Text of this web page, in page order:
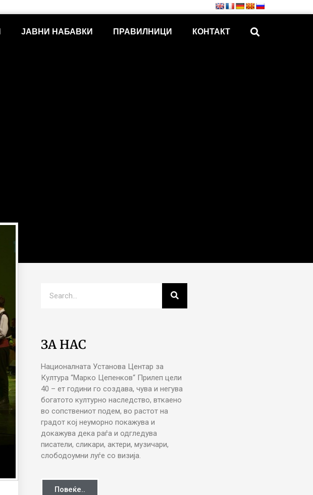
ЈАВНИ НАБАВКИ ПРАВИЛНИЦИ КОНТАКТ
ЗА НАС
Националната Установа Центар за
Култура “Марко Цепенков“ Прилеп цели
40 – ет години го создава, чува и негува
богатото културно наследство, вткаено
во сопствениот подем, во растот на
градот кој неуморно покажува и
докажува дека раѓа и одгледува
писатели, сликари, актери, музичари,
слободоумни луѓе со визија.
Повеќе..